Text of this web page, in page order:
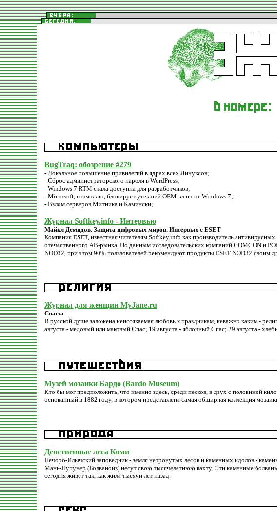
BugTraq: обозрение #279
- Локальное повышение привилегий в ядрах всех Линуксов;
- Сброс администраторского пароля в WordPress;
- Windows 7 RTM стала доступна для разработчиков;
- Microsoft, возможно, блокирует утекший OEM-ключ от Windows 7;
- Взлом серверов Митника и Камински;
Журнал Softkey.info - Интервью
Майкл Демидов. Защита цифровых миров. Интервью с ESET
Компания ESET, известная читателям Softkey.info как производитель
отечественного АВ-рынка. По данным исследовательских компаний COMCON и
NOD32, при этом 90% пользователей рекомендуют продукты ESET NOD32 своим
Журнал для женщин MyJane.ru
Спасы
В русской душе заложена неиссякаемая любовь к праздникам, неважно каким -
августа - медовый или маковый Спас; 19 августа - яблочный Спас; 29 августа -
Музей мозаики Бардо (Bardo Museum)
Кто бы мог предположить, что именно здесь, среди песков, в двух с половиной
основанный в 1882 году, в котором представлена самая обширная коллекция
Девственные леса Коми
Печоро-Илычский заповедник - земля нетронутых лесов и каменных идолов -
Мань-Пупунер (Болваноиз) несут свою тысячелетнюю вахту. Эти каменные
сегодня живет так, как жила тысячи лет назад.